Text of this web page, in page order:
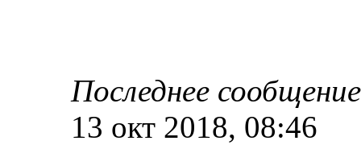
Последнее
13 окт 2018, 08:46